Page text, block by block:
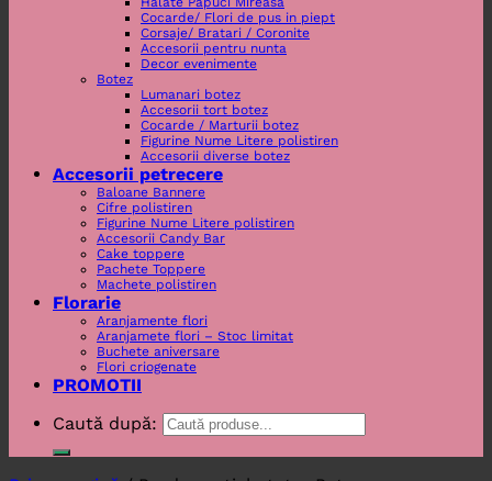
Cocarde/ Flori de pus in piept
Corsaje/ Bratari / Coronite
Accesorii pentru nunta
Decor evenimente
Botez
Lumanari botez
Accesorii tort botez
Cocarde / Marturii botez
Figurine Nume Litere polistiren
Accesorii diverse botez
Accesorii petrecere
Baloane Bannere
Cifre polistiren
Figurine Nume Litere polistiren
Accesorii Candy Bar
Cake toppere
Pachete Toppere
Machete polistiren
Florarie
Aranjamente flori
Aranjamete flori – Stoc limitat
Buchete aniversare
Flori criogenate
PROMOTII
Caută după: